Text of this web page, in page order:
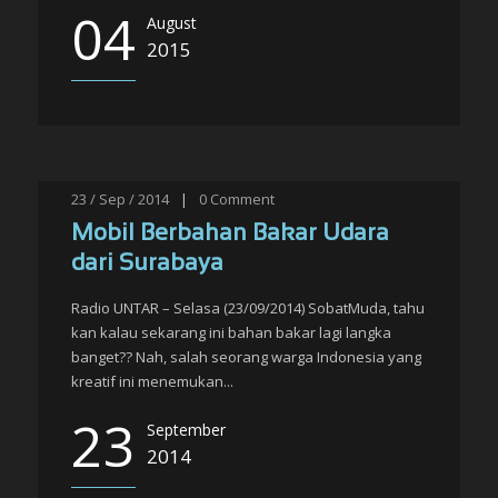
04 August
2015
23 / Sep / 2014 | 0 Comment
Mobil Berbahan Bakar Udara
dari Surabaya
Radio UNTAR – Selasa (23/09/2014) SobatMuda, tahu
kan kalau sekarang ini bahan bakar lagi langka
banget?? Nah, salah seorang warga Indonesia yang
kreatif ini menemukan...
23 September
2014